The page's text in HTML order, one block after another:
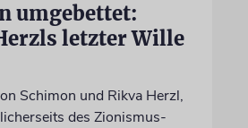
umgebettet:
letzter Wille
Schimon und Rikva Herzl,
des Zionismus-